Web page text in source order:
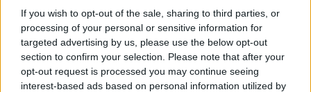
If you wish to opt-out of the sale, sharing to third parties, or
processing of your personal or sensitive information for
targeted advertising by us, please use the below opt-out
section to confirm your selection. Please note that after your
opt-out request is processed you may continue seeing
interest-based ads based on personal information utilized by
Θωμάς Ζάμπρας και Λάμπρος Φισφής (Copyright: OPEN)
Προσθέστε το ΕΘΝΟΣ στη Google